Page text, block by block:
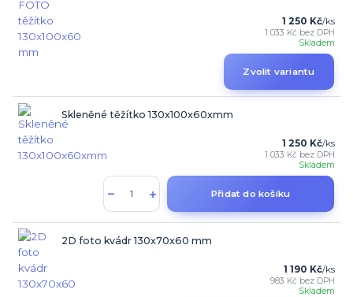
1 250 Kč/ks
1 033 Kč bez DPH
Skladem
Zvolit variantu
Skleněné těžítko 130x100x60xmm
1 250 Kč/ks
1 033 Kč bez DPH
Skladem
Přidat do košíku
2D foto kvádr 130x70x60 mm
1 190 Kč/ks
983 Kč bez DPH
Skladem